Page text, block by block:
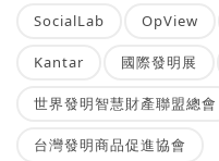
SocialLab OpView
Kantar 國際發明展
世界發明智慧財產聯盟總會
台灣發明商品促進協會